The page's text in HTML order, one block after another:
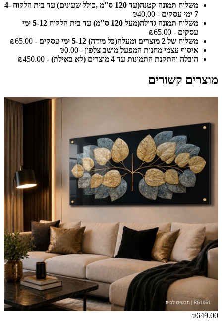
משלוח תמונה קטנה(עד 120 ס"מ ,כולל שעונים) עד בית הלקוח 4-
7 ימי עסקים
- ₪40.00
משלוח תמונה גדולה(מעל 120 ס"מ) עד בית הלקוח 5-12 ימי
עסקים - ₪65.00
משלוח של 2 מוצרים ומעלה(כל מידה) 5-12 ימי עסקים
- ₪65.00
איסוף עצמי מחנות המפעל מושב צלפון - ₪0.00
הובלה והתקנת התמונות עד 4 מוצרים (לא באילת)
- ₪450.00
מוצרים קשורים
₪649.00